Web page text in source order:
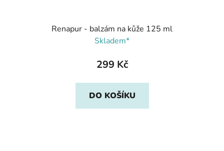
Renapur - balzám na kůže 125 ml
Skladem*
299 Kč
DO KOŠÍKU